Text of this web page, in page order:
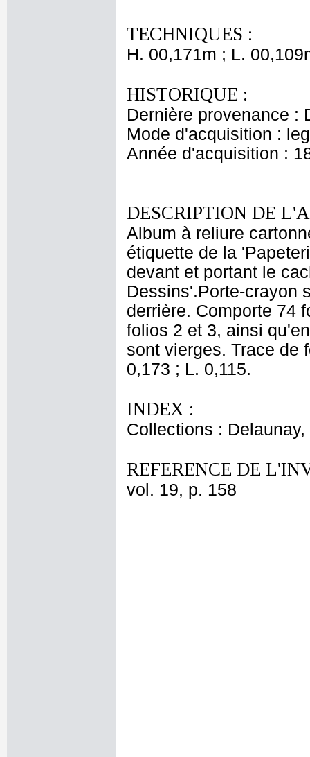
TECHNIQUES :
H. 00,171m ; L.
HISTORIQUE :
Dernière provenance :
Mode d'acquisition :
Année d'acquisition :
DESCRIPTION DE
Album à reliure
étiquette de la
devant et portant le
Dessins'.Porte-crayon
derrière. Comporte 74
folios 2 et 3, ainsi
sont vierges. Trace de
0,173 ; L. 0,115.
INDEX :
Collections : Delaunay,
REFERENCE DE
vol. 19, p. 158